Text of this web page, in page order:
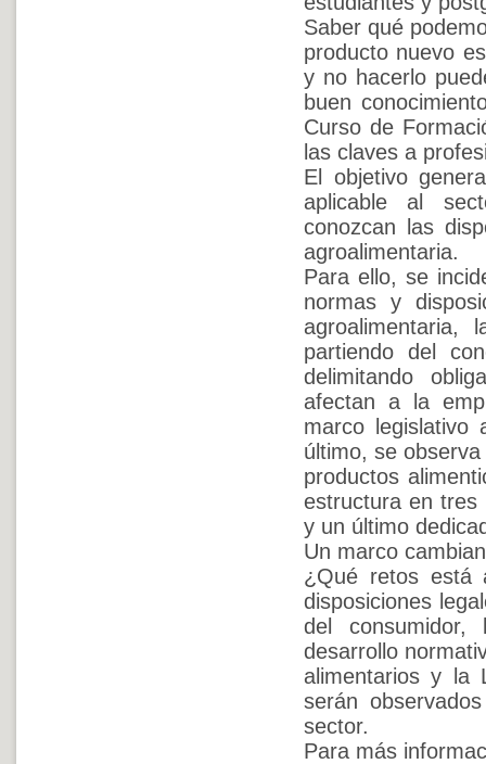
Saber qué
producto nuevo
y no hacerlo
buen
Curso de
las claves a
El objetivo
aplicable al
conozcan las
agroalimentaria.
Para ello, se
normas y
agroalimentaria,
partiendo del
delimitando
afectan a la
marco legislativo
último, se
productos
estructura en tres
y un último
Un marco
¿Qué retos está
disposiciones
del consumidor,
desarrollo
alimentarios y la
serán
sector.
Para más